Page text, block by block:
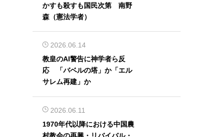
かすも殺すも国民次第 南野
森（憲法学者）
2026.06.14
教皇のAI警告に神学者ら反
応 「バベルの塔」か「エル
サレム再建」か
2026.06.11
1970年代以降における中国農
村教会の再興・リバイバル・